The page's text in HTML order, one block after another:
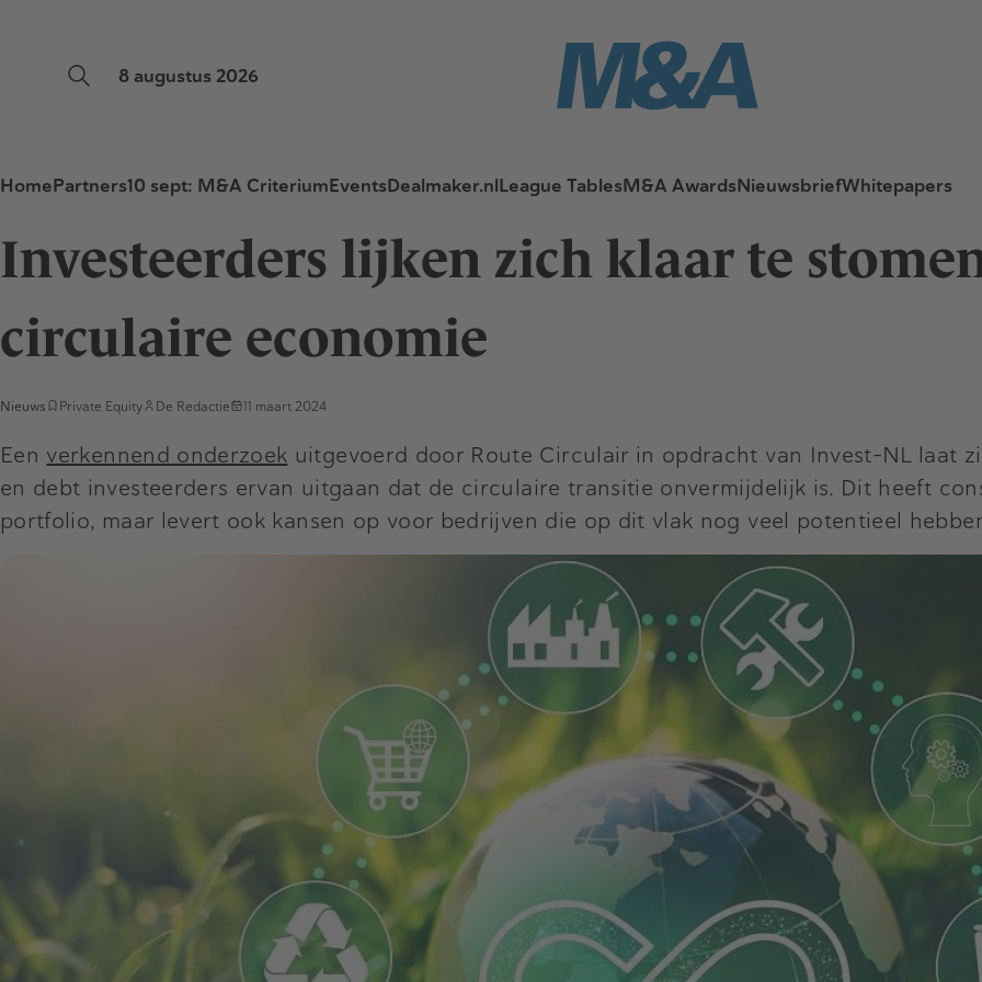
8 augustus 2026
HomePartners10 sept: M&A CriteriumEventsDealmaker.nlLeague TablesM&A AwardsNieuwsbriefWhitepapers
Investeerders lijken zich klaar te
circulaire economie
Nieuws Private Equity De Redactie 11 maart 2024
Een verkennend onderzoek uitgevoerd door Route Circulair in opdracht van Invest-NL laat
en debt investeerders ervan uitgaan dat de circulaire transitie onvermijdelijk is. Dit heeft
portfolio, maar levert ook kansen op voor bedrijven die op dit vlak nog veel potentieel